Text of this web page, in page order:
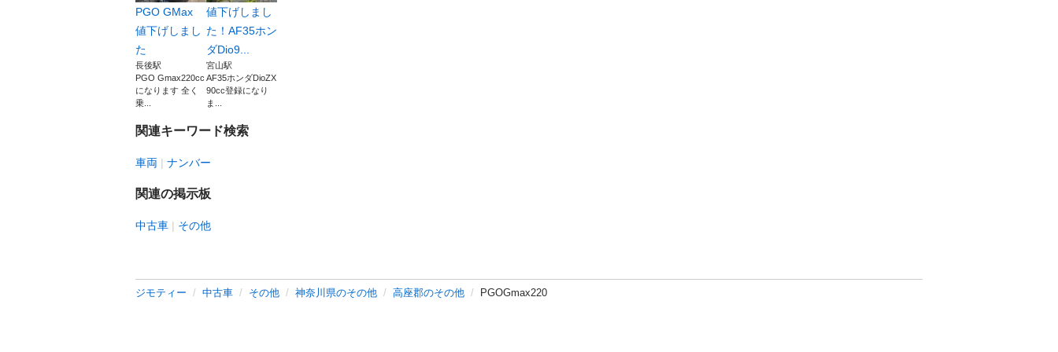
PGO GMax
値下げしまし
た
長後駅
PGO Gmax220cc
になります 全く
乗...
値下げしまし
た！AF35ホン
ダDio9...
宮山駅
AF35ホンダDioZX
90cc登録になり
ま...
関連キーワード検索
車両 ナンバー
関連の掲示板
中古車 その他
ジモティー 中古車 その他 神奈川県のその他 高座郡のその他 PGOGmax220